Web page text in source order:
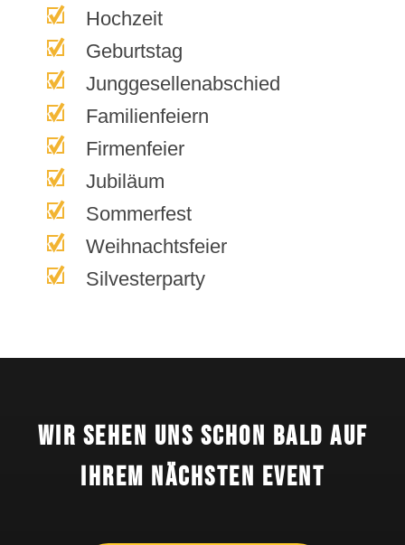
Hochzeit
Geburtstag
Junggesellenabschied
Familienfeiern
Firmenfeier
Jubiläum
Sommerfest
Weihnachtsfeier
Silvesterparty
Wir sehen uns schon bald auf
Ihrem nächsten Event